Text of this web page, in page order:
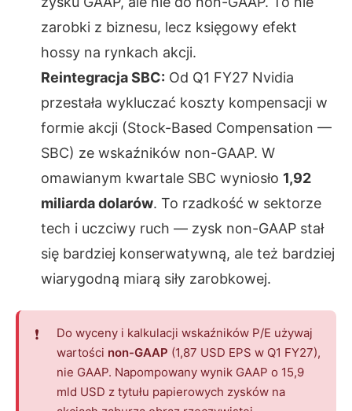
zarobki z biznesu, lecz księgowy efekt
hossy na rynkach akcji.
Reintegracja SBC: Od Q1 FY27 Nvidia
przestała wykluczać koszty kompensacji w
formie akcji (Stock-Based Compensation —
SBC) ze wskaźników non-GAAP. W
omawianym kwartale SBC wyniosło 1,92
miliarda dolarów. To rzadkość w sektorze
tech i uczciwy ruch — zysk non-GAAP stał
się bardziej konserwatywną, ale też bardziej
wiarygodną miarą siły zarobkowej.
Do wyceny i kalkulacji wskaźników P/E używaj
wartości non-GAAP (1,87 USD EPS w Q1 FY27),
nie GAAP. Napompowany wynik GAAP o 15,9
mld USD z tytułu papierowych zysków na